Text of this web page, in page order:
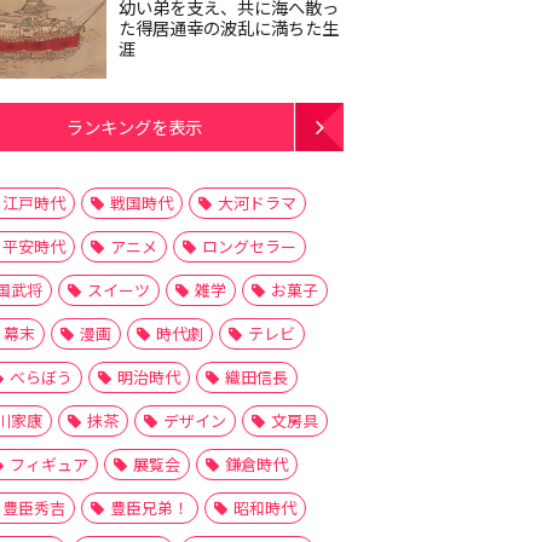
幼い弟を支え、共に海へ散っ
た得居通幸の波乱に満ちた生
涯
ランキングを表示
江戸時代 戦国時代
大河ドラマ
平安時代
アニメ
ロングセラー
武将
スイーツ 雑学
お菓子
幕末
漫画 時代劇
テレビ
べらぼう
明治時代
織田信長
家康
抹茶 デザイン
文房具
フィギュア
展覧会
鎌倉時代
豊臣秀吉
豊臣兄弟！
昭和時代